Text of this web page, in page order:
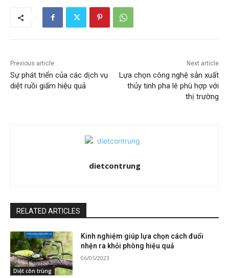
Previous article
Sự phát triển của các dịch vụ
diệt ruồi giấm hiệu quả
Next article
Lựa chọn công nghệ sản xuất
thủy tinh pha lê phù hợp với
thị trường
dietcontrung
RELATED ARTICLES
Diệt côn trùng
Kinh nghiệm giúp lựa chọn cách đuổi
nhện ra khỏi phòng hiệu quả
06/05/2023